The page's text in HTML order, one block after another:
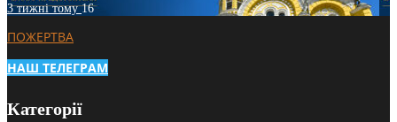
3 тижні тому16
ПОЖЕРТВА
НАШ ТЕЛЕГРАМ
Категорії